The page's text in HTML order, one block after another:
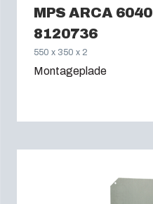
MPS ARCA 6040
8120736
550 x 350 x 2
Montageplade